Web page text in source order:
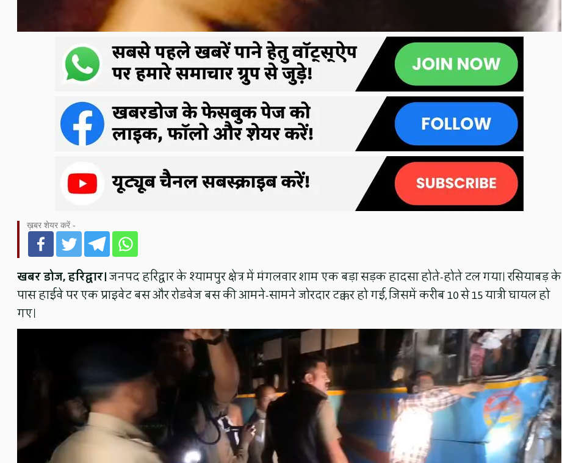
ख़बर शेयर करें -
खबर डोज, हरिद्वार।जनपद हरिद्वार के श्यामपुर क्षेत्र में मंगलवार शाम एक बड़ा सड़क हादसा होते-होते टल गया। रसियाबड़ के
पास हाईवे पर एक प्राइवेट बस और रोडवेज बस की आमने-सामने जोरदार टक्कर हो गई, जिसमें करीब 10 से 15 यात्री घायल हो
गए।